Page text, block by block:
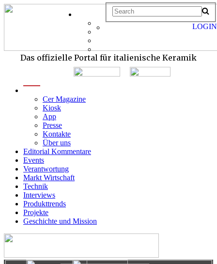
Das offizielle Portal für italienische Keramik
Cer Magazine
Kiosk
App
Presse
Kontakte
Über uns
Editorial Kommentare
Events
Verantwortung
Markt Wirtschaft
Technik
Interviews
Produkttrends
Projekte
Geschichte und Mission
LOGIN